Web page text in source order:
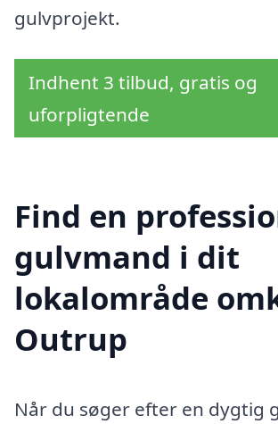
gulvprojekt.
Indhent 3 tilbud, gratis og
uforpligtende
Find en
gulvmand i dit
lokalområde
Outrup
Når du søger efter en dygtig